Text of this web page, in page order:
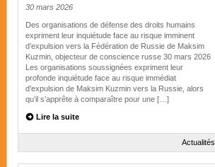
30 mars 2026
Des organisations de défense des droits humains
expriment leur inquiétude face au risque imminent
d’expulsion vers la Fédération de Russie de Maksim
Kuzmin, objecteur de conscience russe 30 mars 2026
Les organisations soussignées expriment leur
profonde inquiétude face au risque immédiat
d’expulsion de Maksim Kuzmin vers la Russie, alors
qu’il s’apprête à comparaître pour une […]
Lire la suite
Actualités